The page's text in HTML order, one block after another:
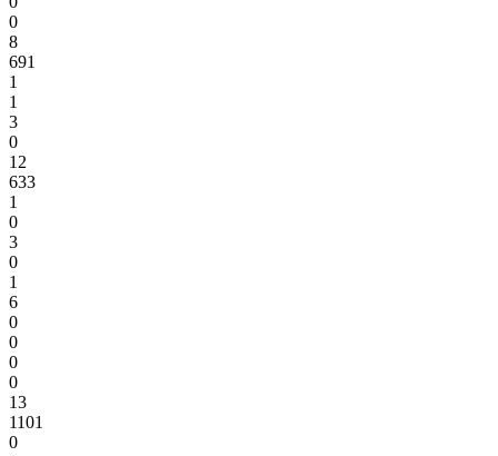
0
8
691
1
1
3
0
12
633
1
0
3
0
1
6
0
0
0
0
13
1101
0